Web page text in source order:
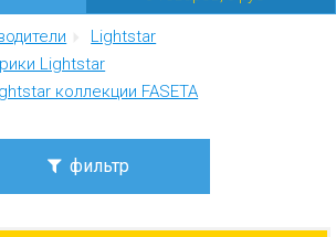
Lightstar
Lightstar
коллекции FASETA
фильтр